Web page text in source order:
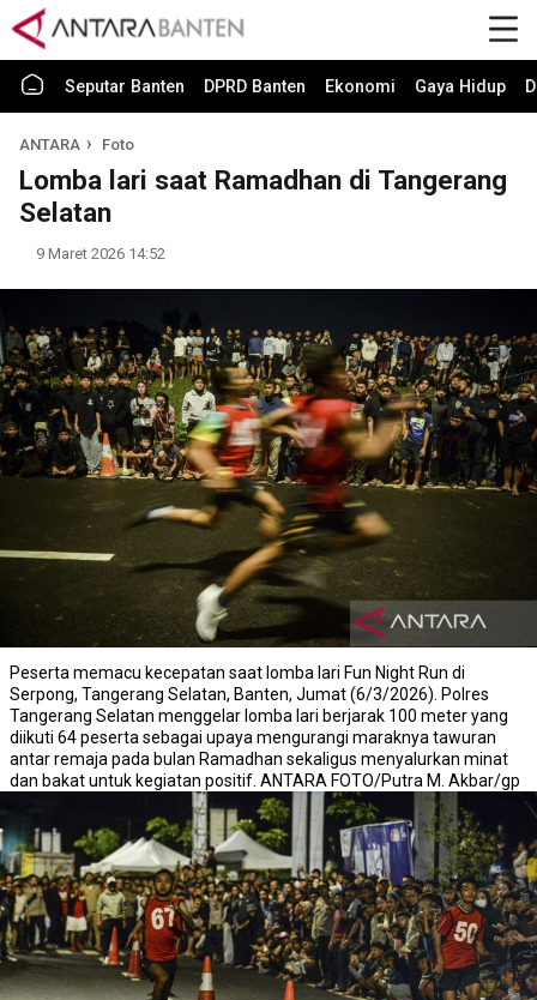
Seputar Banten DPRD Banten Ekonomi Gaya Hidup
ANTARA Foto
Lomba lari saat Ramadhan di Tangerang
Selatan
9 Maret 2026 14:52
Peserta memacu kecepatan saat lomba lari Fun Night Run di
Serpong, Tangerang Selatan, Banten, Jumat (6/3/2026). Polres
Tangerang Selatan menggelar lomba lari berjarak 100 meter yang
diikuti 64 peserta sebagai upaya mengurangi maraknya tawuran
antar remaja pada bulan Ramadhan sekaligus menyalurkan minat
dan bakat untuk kegiatan positif. ANTARA FOTO/Putra M. Akbar/gp